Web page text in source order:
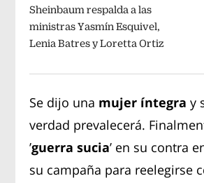
Sheinbaum respalda a las
ministras Yasmín Esquivel,
Lenia Batres y Loretta Ortiz
Se dijo una mujer íntegray
verdad prevalecerá.
’guerra sucia’ en su contra
su campaña para reelegirse